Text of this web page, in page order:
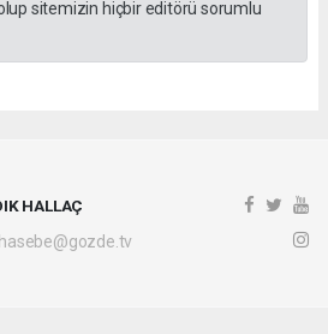
sitemizin hiçbir editörü sorumlu
HALLAÇ